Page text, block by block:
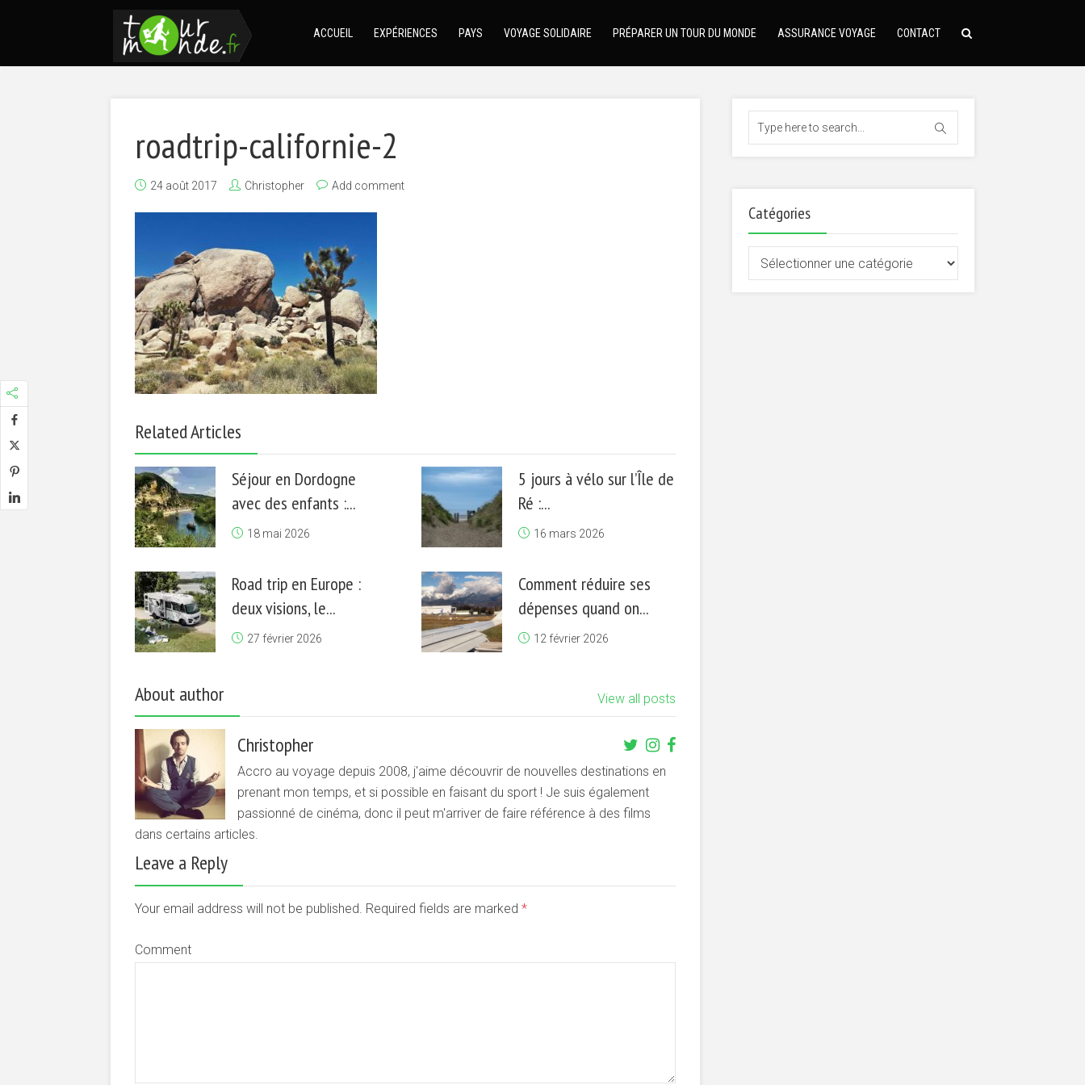
ACCUEIL EXPÉRIENCES PAYS VOYAGE SOLIDAIRE PRÉPARER UN TOUR DU MONDE ASSURANCE VOYAGE CONTACT
roadtrip-californie-2
24 août 2017 Christopher Add comment
Related Articles
Séjour en Dordogne
avec des enfants :...
18 mai 2026
5 jours à vélo sur l’Île de
Ré :...
16 mars 2026
Road trip en Europe :
deux visions, le...
27 février 2026
Comment réduire ses
dépenses quand on...
12 février 2026
About author View all posts
Christopher
Accro au voyage depuis 2008, j'aime découvrir de nouvelles destinations en
prenant mon temps, et si possible en faisant du sport ! Je suis également
passionné de cinéma, donc il peut m'arriver de faire référence à des films
dans certains articles.
Leave a Reply
Your email address will not be published. Required fields are marked *
Comment
Catégories